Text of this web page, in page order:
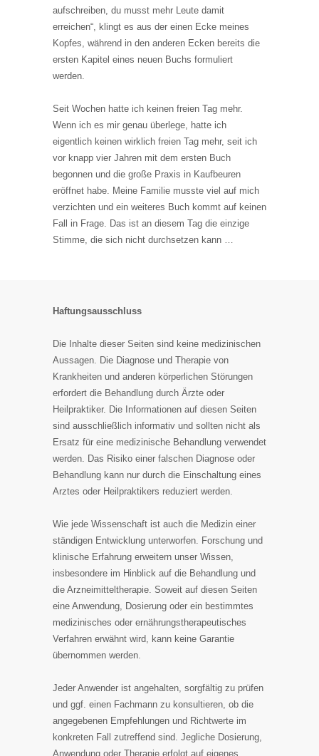
aufschreiben, du musst mehr Leute damit
erreichen“, klingt es aus der einen Ecke meines
Kopfes, während in den anderen Ecken bereits die
ersten Kapitel eines neuen Buchs formuliert
werden.
Seit Wochen hatte ich keinen freien Tag mehr.
Wenn ich es mir genau überlege, hatte ich
eigentlich keinen wirklich freien Tag mehr, seit ich
vor knapp vier Jahren mit dem ersten Buch
begonnen und die große Praxis in Kaufbeuren
eröffnet habe. Meine Familie musste viel auf mich
verzichten und ein weiteres Buch kommt auf keinen
Fall in Frage. Das ist an diesem Tag die einzige
Stimme, die sich nicht durchsetzen kann …
Haftungsausschluss
Die Inhalte dieser Seiten sind keine medizinischen
Aussagen. Die Diagnose und Therapie von
Krankheiten und anderen körperlichen Störungen
erfordert die Behandlung durch Ärzte oder
Heilpraktiker. Die Informationen auf diesen Seiten
sind ausschließlich informativ und sollten nicht als
Ersatz für eine medizinische Behandlung verwendet
werden. Das Risiko einer falschen Diagnose oder
Behandlung kann nur durch die Einschaltung eines
Arztes oder Heilpraktikers reduziert werden.
Wie jede Wissenschaft ist auch die Medizin einer
ständigen Entwicklung unterworfen. Forschung und
klinische Erfahrung erweitern unser Wissen,
insbesondere im Hinblick auf die Behandlung und
die Arzneimitteltherapie. Soweit auf diesen Seiten
eine Anwendung, Dosierung oder ein bestimmtes
medizinisches oder ernährungstherapeutisches
Verfahren erwähnt wird, kann keine Garantie
übernommen werden.
Jeder Anwender ist angehalten, sorgfältig zu prüfen
und ggf. einen Fachmann zu konsultieren, ob die
angegebenen Empfehlungen und Richtwerte im
konkreten Fall zutreffend sind. Jegliche Dosierung,
Anwendung oder Therapie erfolgt auf eigenes